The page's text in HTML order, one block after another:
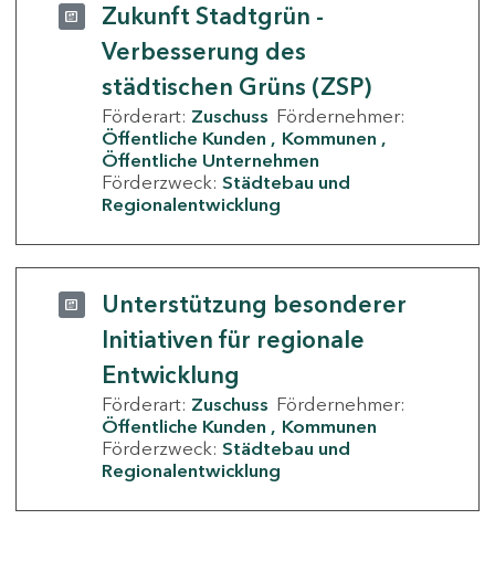
Zukunft Stadtgrün -
Verbesserung des
städtischen Grüns (ZSP)
Förderart: Zuschuss Fördernehmer:
Öffentliche Kunden
Kommunen
Öffentliche Unternehmen
Förderzweck: Städtebau und
Regionalentwicklung
Unterstützung besonderer
Initiativen für regionale
Entwicklung
Förderart: Zuschuss Fördernehmer:
Öffentliche Kunden
Kommunen
Förderzweck: Städtebau und
Regionalentwicklung